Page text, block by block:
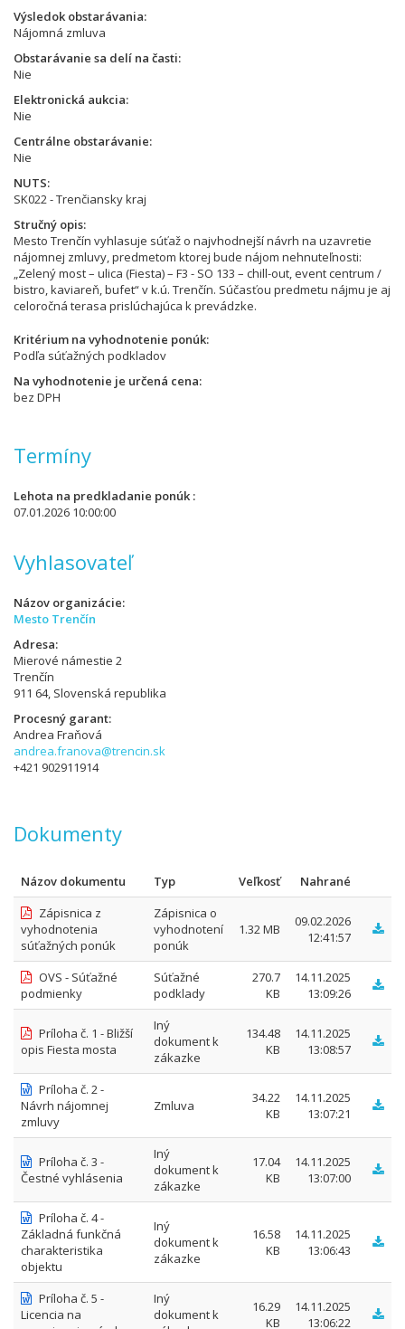
Výsledok obstarávania
Nájomná zmluva
Obstarávanie sa delí na časti
Nie
Elektronická aukcia
Nie
Centrálne obstarávanie
Nie
NUTS
SK022 - Trenčiansky kraj
Stručný opis
Mesto Trenčín vyhlasuje súťaž o najvhodnejší návrh na uzavretie
nájomnej zmluvy, predmetom ktorej bude nájom nehnuteľnosti:
„Zelený most – ulica (Fiesta) – F3 - SO 133 – chill-out, event centrum /
bistro, kaviareň, bufet“ v k.ú. Trenčín. Súčasťou predmetu nájmu je aj
celoročná terasa prislúchajúca k prevádzke.
Kritérium na vyhodnotenie ponúk
Podľa súťažných podkladov
Na vyhodnotenie je určená cena
bez DPH
Termíny
Lehota na predkladanie ponúk
07.01.2026 10:00:00
Vyhlasovateľ
Názov organizácie
Mesto Trenčín
Adresa
Mierové námestie 2
Trenčín
911 64, Slovenská republika
Procesný garant
Andrea Fraňová
andrea.franova@trencin.sk
+421 902911914
Dokumenty
Názov dokumentu Typ Veľkosť
Nahrané
Zápisnica z
vyhodnotenia
súťažných ponúk
Zápisnica o
vyhodnotení
ponúk
1.32 MB
09.02.2026
12:41:57
OVS - Súťažné
podmienky
Súťažné
podklady
270.7
KB
14.11.2025
13:09:26
Príloha č. 1 - Bližší
opis Fiesta mosta
Iný
dokument k
zákazke
134.48
KB
14.11.2025
13:08:57
Príloha č. 2 -
Návrh nájomnej
zmluvy
Zmluva
34.22
KB
14.11.2025
13:07:21
Príloha č. 3 -
Čestné vyhlásenia
Iný
dokument k
zákazke
17.04
KB
14.11.2025
13:07:00
Príloha č. 4 -
Základná funkčná
charakteristika
objektu
Iný
dokument k
zákazke
16.58
KB
14.11.2025
13:06:43
Príloha č. 5 -
Licencia na
Iný
dokument k
16.29
KB
14.11.2025
13:06:22